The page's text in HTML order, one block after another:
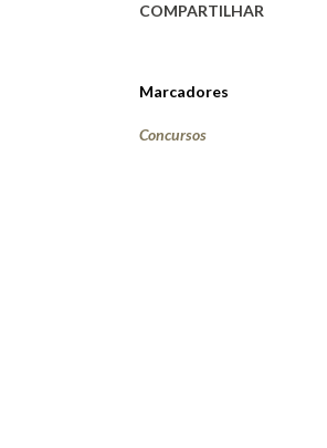
COMPARTILHAR
Marcadores
Concursos